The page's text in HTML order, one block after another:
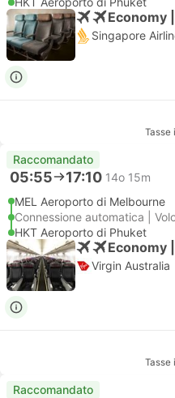
Economy
Singapore
Tasse
Raccomandato
05:55 17:10 14o 15m
MEL Aeroporto di Melbourne
Connessione automatica |
HKT Aeroporto di Phuket
Economy
Virgin Australia
Tasse
Raccomandato